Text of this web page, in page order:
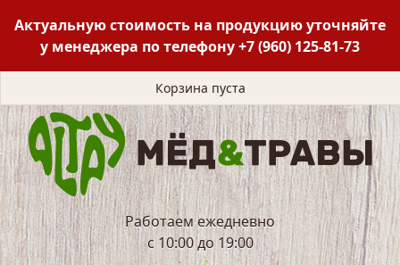
Актуальную стоимость на продукцию уточняйте
у менеджера по телефону+7 (960) 125-81-73
Корзина пуста
Работаем ежедневно
с 10:00 до 19:00